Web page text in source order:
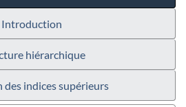
Introduction
hiérarchique
indices supérieurs